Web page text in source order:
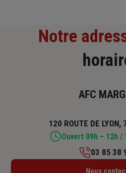
Notre
AFC
120 ROUTE DE
Lundi : 09h – 12h /
03 85 38
Nous